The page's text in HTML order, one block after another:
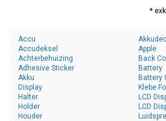
*
Accu
Accudeksel
Achterbehuizing
Adhesive Sticker
Akku
Apple
Back
Battery
Battery
Display
Halter
Holder
Houder
Klebe
LCD
LCD